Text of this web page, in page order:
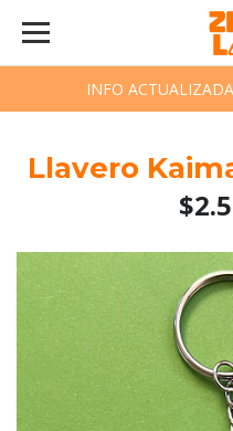
INFO
Llavero